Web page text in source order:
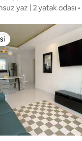
yaz | 2 yatak odası •